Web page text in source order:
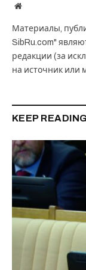
Website
Материалы,
SibRu.com"
редакции (за
на источник или
KEEP READING